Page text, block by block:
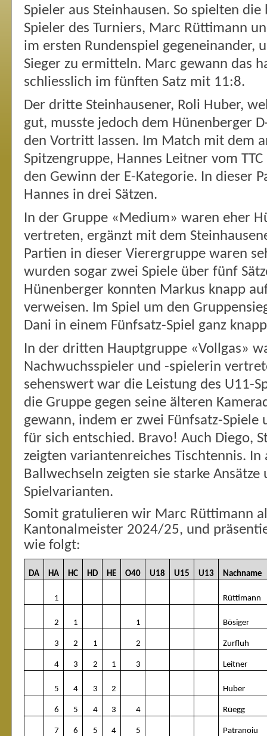
Spieler aus Steinhausen. So spielten
Spieler des Turniers, Marc Rüttimann
im ersten Rundenspiel gegeneinander,
Sieger zu ermitteln. Marc gewann das
schliesslich im fünften Satz mit 11:8.
Der dritte Steinhausener, Roli Huber,
gut, musste jedoch dem Hünenberger
den Vortritt lassen. Im Match mit dem
Spitzengruppe, Hannes Leitner vom
den Gewinn der E-Kategorie. In dieser
Hannes in drei Sätzen.
In der Gruppe «Medium» waren eher
vertreten, ergänzt mit dem
Partien in dieser Vierergruppe waren
wurden sogar zwei Spiele über fünf
Hünenberger konnten Markus knapp
verweisen. Im Spiel um den
Dani in einem Fünfsatz-Spiel ganz
In der dritten Hauptgruppe «Vollgas»
Nachwuchsspieler und -spielerin
sehenswert war die Leistung des U11-
die Gruppe gegen seine älteren
gewann, indem er zwei Fünfsatz-Spiele
für sich entschied. Bravo! Auch Diego,
zeigten variantenreiches Tischtennis.
Ballwechseln zeigten sie starke
Spielvarianten.
Somit gratulieren wir Marc Rüttimann
Kantonalmeister 2024/25, und
wie folgt:
DA HA HC HD HE O40 U18 U15 U13 Nachname
1 Rüttimann
2 1 1 Bösiger
3 2 1 2 Zurfluh
4 3 2 1 3 Leitner
5 4 3 2 Huber
6 5 4 3 4 Rüegg
7 6 5 4 5 Patranoiu